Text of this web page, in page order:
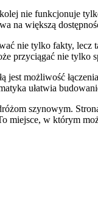
nie funkcjonuje
na większą
nie tylko fakty,
przyciągać nie tylko
możliwość
ułatwia
szynowym.
w którym